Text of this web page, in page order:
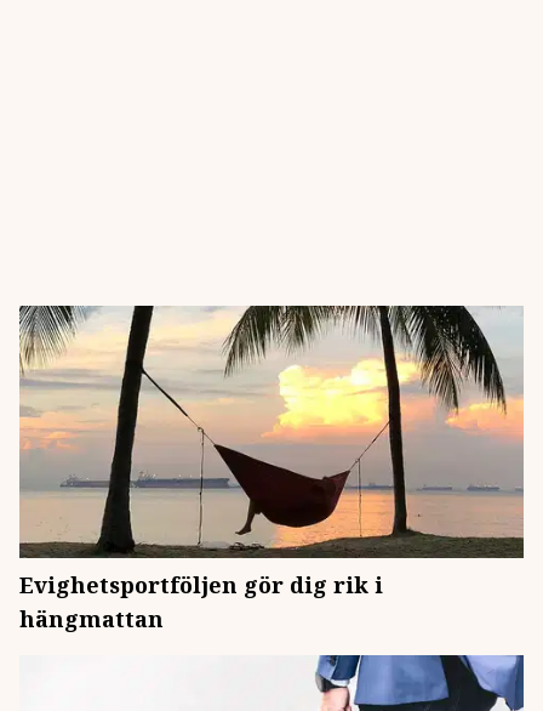
Evighetsportföljen gör dig rik i
hängmattan